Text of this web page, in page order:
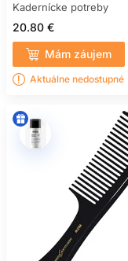
Kadernícke potreby
20.80 €
Mám záujem
Aktuálne nedostupné